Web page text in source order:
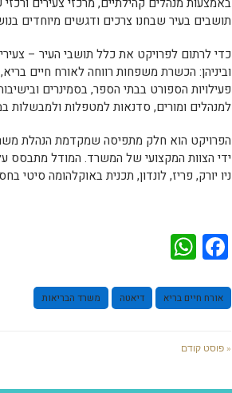
תושבים בעיר שבחנו צרכים ודגשים מיוחדים
כדי לרתום לפרויקט את כלל תושבי העיר –
וביניהן: הכשרת משפחות רווחה לאורח חיים
פעילויות הספורט בבתי הספר, בסמינרים
למנהלים ומורים, סדנאות למטפלות ולמבשלות
הפרויקט הוא חלק מתפיסה שמקדמת הנהלת
ידי הצוות המקצועי של המשרד. המודל מתבסס
ניו יורק, פריז, לונדון, תכנית באוקלהומה סיטי
Facebook
אורח חיים בריא דיאטה משרד הבריאות
« פוסט קודם